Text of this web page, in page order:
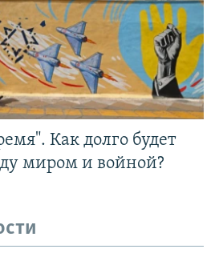
Как долго будет
миром и войной?